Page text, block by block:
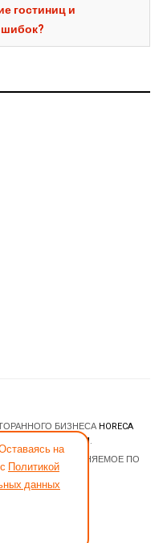
гостиниц и
на
Политикой
данных
БИЗНЕСА HORECA
JOOMLART.COM.
РАСПРОСТРАНЯЕМОЕ ПО